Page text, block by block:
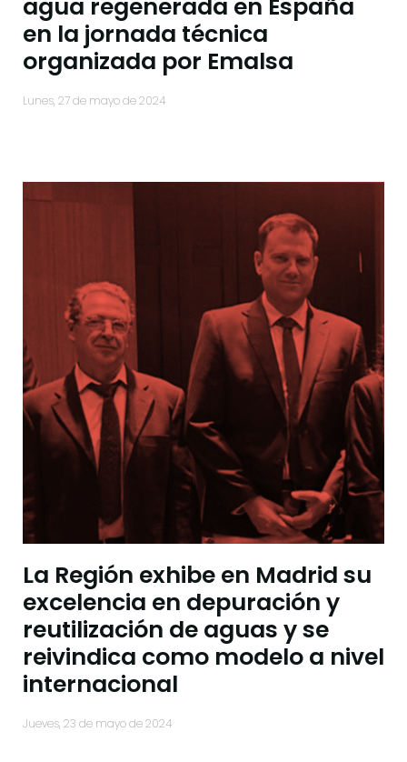
agua regenerada en España
en la jornada técnica
organizada por Emalsa
lunes, 27 de mayo de 2024
La Región exhibe en Madrid su
excelencia en depuración y
reutilización de aguas y se
reivindica como modelo a nivel
internacional
jueves, 23 de mayo de 2024